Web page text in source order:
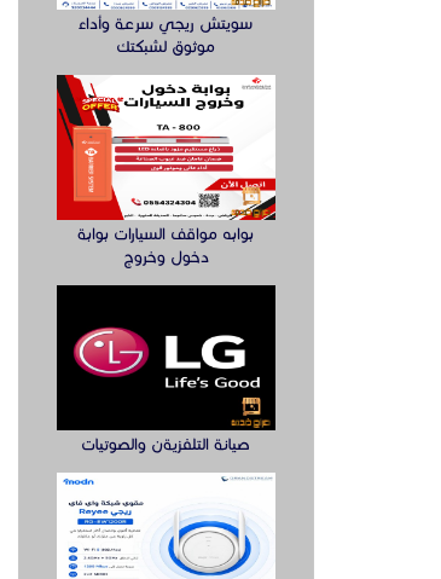
سويتش ريجي سرعة وأداء
موثوق لشبكتك
بوابه مواقف السيارات بوابة
دخول وخروج
صيانة التلفزيةن والصوتيات